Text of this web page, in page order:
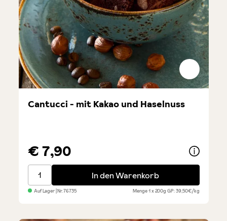
Cantucci - mit Kakao und Haselnuss
€ 7,90
Cantucci - mit Kakao und Haselnuss
In den Warenkorb
Auf Lager| Nr.76735 Menge1 x 200gGP: 39,50€/kg